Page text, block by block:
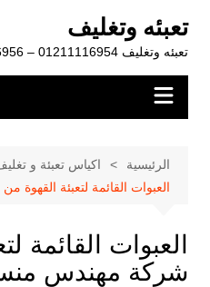
المحتوى
تعبئه وتغليف
تعبئه وتغليف 01211116954 – 01211116956 – 01211116958
الرئيسية
اكياس تعبئة و
العبوات القائمة لتعبئة
العبوات القائمة
شركة مهندس